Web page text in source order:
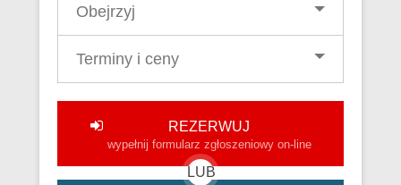
Obejrzyj
Terminy i ceny
REZERWUJ
wypełnij formularz zgłoszeniowy on-line
LUB